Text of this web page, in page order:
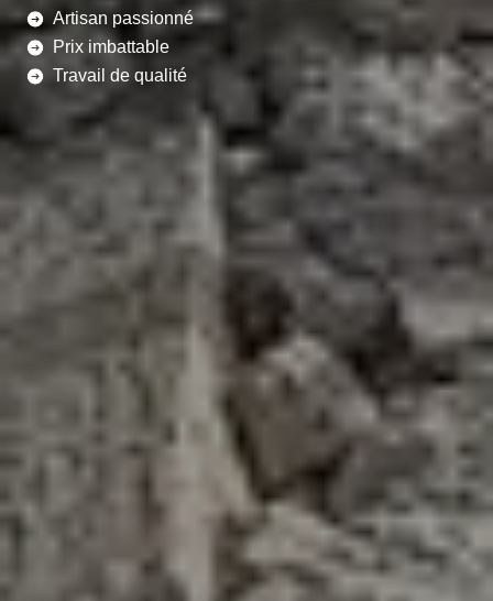
Artisan passionné
Prix imbattable
Travail de qualité